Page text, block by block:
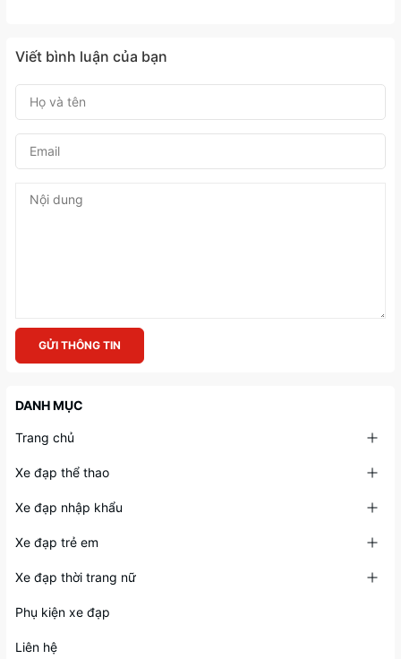
Viết bình luận của bạn
GỬI THÔNG TIN
DANH MỤC
Trang chủ
Xe đạp thể thao
Xe đạp nhập khẩu
Xe đạp trẻ em
Xe đạp thời trang nữ
Phụ kiện xe đạp
Liên hệ